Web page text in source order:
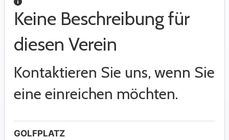
Keine Beschreibung für
diesen Verein
Kontaktieren Sie uns, wenn Sie
eine einreichen möchten.
GOLFPLATZ